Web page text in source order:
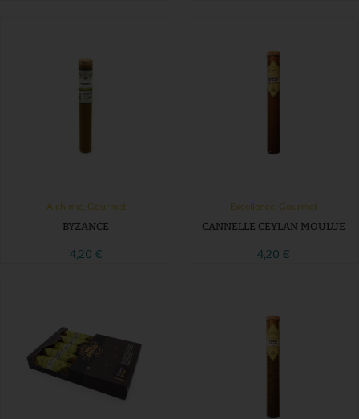
Alchimie, Gourmet
BYZANCE
4,20 €
Excellence, Gourmet
CANNELLE CEYLAN MOULUE
4,20 €